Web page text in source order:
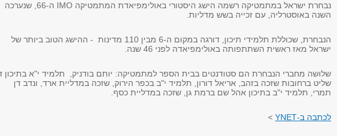
נבחרת ישראל במתמטיקה רשמה הישג היסטורי באולימפיאדת המתמטיקה IMO ה-66, שנערכה
השנה באוסטרליה, עם זכייה בשש מדליות.
הנבחרת, שכוללת תלמידי תיכון, דורגה במקום ה-6 מבין 110 מדינות - ההישג הטוב ביותר של
ישראל מאז ראשית השתתפותה באולימפיאדה לפני 46 שנה.
שלושה מחברי הנבחרת הם סטודנטים בבית הספר למתמטיקה: יותם בודניק, תלמיד י"א בתיכון
שליט ברחובות שזכה בזהב, אריאל דורון, תלמיד י"ב בכפר הירוק, שזכה במדליית ארד, ונדב דן
תמרי, תלמיד י"ב בתיכון אהל שם ברמת גן, שזכה במדליית כסף.
לכתבה ב-YNET >